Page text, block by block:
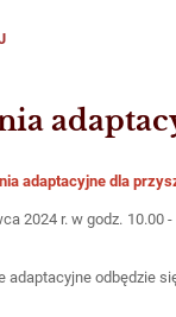
adaptacyjne dla
2024 r. w godz.
adaptacyjne odbędzie